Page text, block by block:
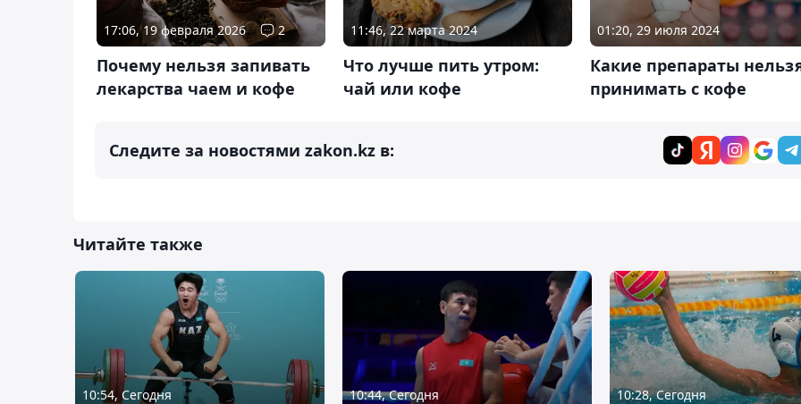
17:06, 19 февраля 2026 2
Почему нельзя запивать
лекарства чаем и кофе
11:46, 22 марта 2024
Что лучше пить утром:
чай или кофе
01:20, 29 июля 2024
Какие препараты
принимать с кофе
Следите за новостями zakon.kz в:
Читайте также
10:54, Сегодня 10:44, Сегодня 10:28, Сегодня